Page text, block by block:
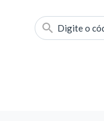
Digite o